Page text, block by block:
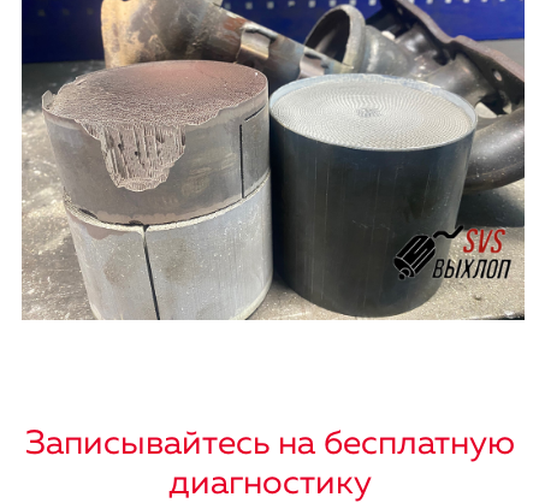
Записывайтесь на бесплатную
диагностику